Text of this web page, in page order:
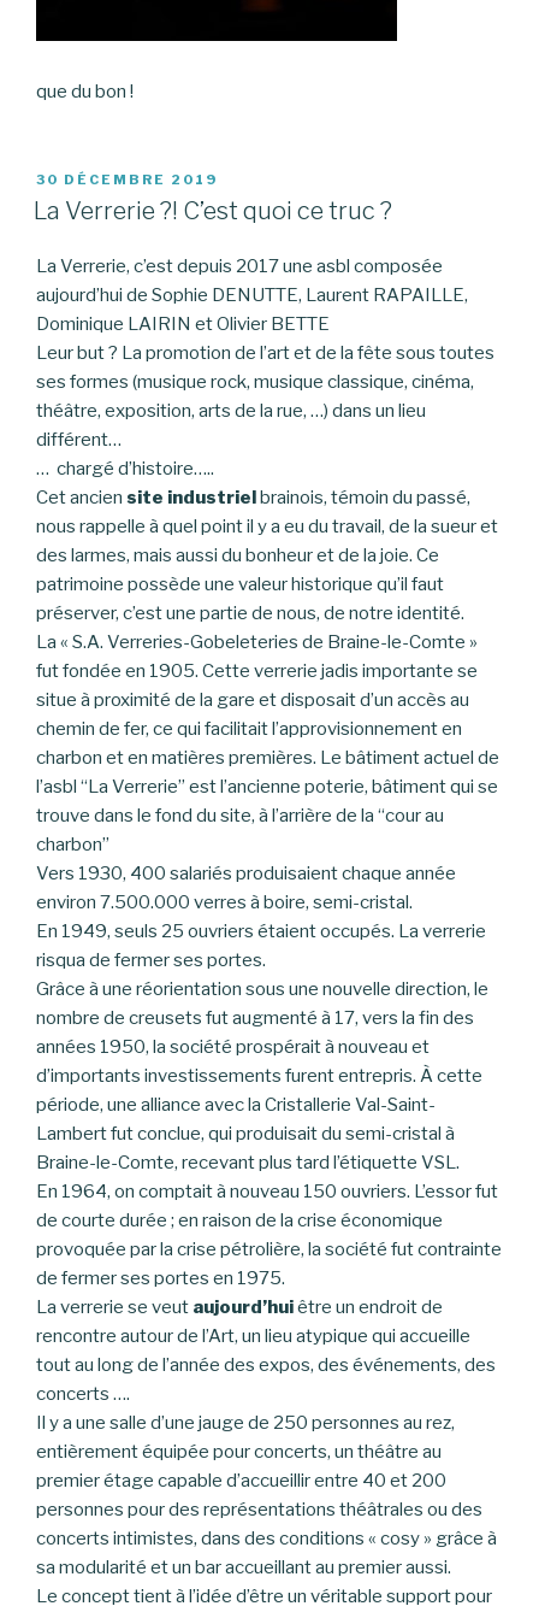
que du bon !
PUBLIÉ
LE
30 DÉCEMBRE 2019
La Verrerie ?! C’est quoi ce truc ?
La Verrerie, c’est depuis 2017 une asbl composée
aujourd’hui de Sophie DENUTTE, Laurent RAPAILLE,
Dominique LAIRIN et Olivier BETTE
Leur but ? La promotion de l’art et de la fête sous toutes
ses formes (musique rock, musique classique, cinéma,
théâtre, exposition, arts de la rue, …) dans un lieu
différent…
… chargé d’histoire…..
Cet ancien site industrielbrainois, témoin du passé,
nous rappelle à quel point il y a eu du travail, de la sueur et
des larmes, mais aussi du bonheur et de la joie. Ce
patrimoine possède une valeur historique qu’il faut
préserver, c’est une partie de nous, de notre identité.
La « S.A. Verreries-Gobeleteries de Braine-le-Comte »
fut fondée en 1905. Cette verrerie jadis importante se
situe à proximité de la gare et disposait d’un accès au
chemin de fer, ce qui facilitait l’approvisionnement en
charbon et en matières premières. Le bâtiment actuel de
l’asbl “La Verrerie” est l’ancienne poterie, bâtiment qui se
trouve dans le fond du site, à l’arrière de la “cour au
charbon”
Vers 1930, 400 salariés produisaient chaque année
environ 7.500.000 verres à boire, semi-cristal.
En 1949, seuls 25 ouvriers étaient occupés. La verrerie
risqua de fermer ses portes.
Grâce à une réorientation sous une nouvelle direction, le
nombre de creusets fut augmenté à 17, vers la fin des
années 1950, la société prospérait à nouveau et
d’importants investissements furent entrepris. À cette
période, une alliance avec la Cristallerie Val-Saint-
Lambert fut conclue, qui produisait du semi-cristal à
Braine-le-Comte, recevant plus tard l’étiquette VSL.
En 1964, on comptait à nouveau 150 ouvriers. L’essor fut
de courte durée ; en raison de la crise économique
provoquée par la crise pétrolière, la société fut contrainte
de fermer ses portes en 1975.
La verrerie se veut aujourd’huiêtre un endroit de
rencontre autour de l’Art, un lieu atypique qui accueille
tout au long de l’année des expos, des événements, des
concerts ….
Il y a une salle d’une jauge de 250 personnes au rez,
entièrement équipée pour concerts, un théâtre au
premier étage capable d’accueillir entre 40 et 200
personnes pour des représentations théâtrales ou des
concerts intimistes, dans des conditions « cosy » grâce à
sa modularité et un bar accueillant au premier aussi.
Le concept tient à l’idée d’être un véritable support pour